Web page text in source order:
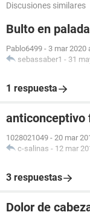
Discusiones similares
Bulto en
Pablo6499 - 3 mar 2020
sebassaber1 - 31
1 respuesta
anticonceptivo
1028021049 - 20 mar
c-salinas - 12 mar
3 respuestas
Dolor de